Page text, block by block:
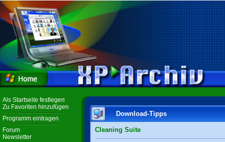
Als Startseite festlegen
Zu Favoriten hinzufügen
Programm eintragen
Forum
Newsletter
Download-Tipps
Cleaning Suite